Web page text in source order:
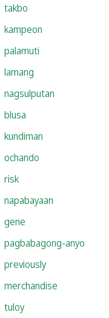
takbo
kampeon
palamuti
lamang
nagsulputan
blusa
kundiman
ochando
risk
napabayaan
gene
pagbabagong-anyo
previously
merchandise
tuloy